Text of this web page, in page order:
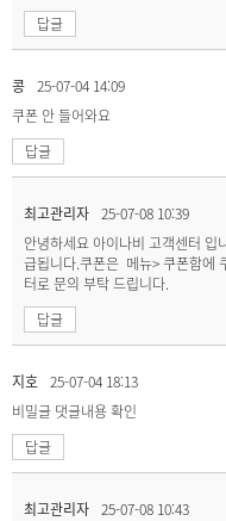
답글
콩 25-07-04 14:09
쿠폰 안 들어와요
답글
최고관리자 25-07-08 10:39
안녕하세요 아이나비 고객센터 입
급됩니다.쿠폰은 메뉴> 쿠폰함에
터로 문의 부탁 드립니다.
답글
지호 25-07-04 18:13
비밀글 댓글내용 확인
답글
최고관리자 25-07-08 10:43